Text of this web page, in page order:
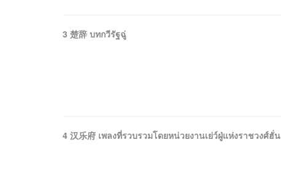
3 楚辞 บทกวีรัฐฉู่
4 汉乐府 เพลงที่รวบรวมโดยหน่วยงานเย่ว์ฝู่แห่งราชวงศ์ฮั่น